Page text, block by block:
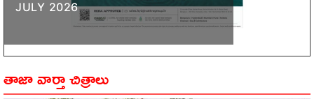
JULY 2026
తాజా వార్తా చిత్రాలు